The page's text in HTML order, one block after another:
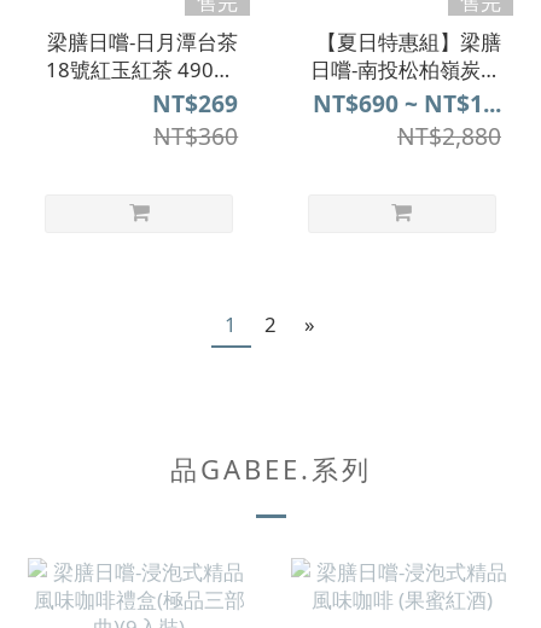
梁膳日嚐-日月潭台茶
18號紅玉紅茶 490ml
(6入)
NT$269
NT$360
【夏日特惠組】梁膳
日嚐-南投松柏嶺炭焙
四季烏龍 490ml (24
入/箱)
NT$690 ~ NT$1...
NT$2,880
1 2 »
品GABEE.系列